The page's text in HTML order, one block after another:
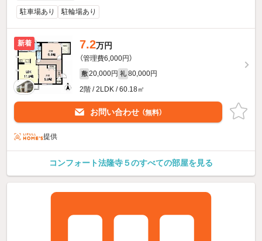
駐車場あり 駐輪場あり
新着 7.2万円
（管理費6,000円）
敷 20,000円 礼 80,000円
2階 / 2LDK / 60.18㎡
お問い合わせ （無料）
提供
コンフォート法隆寺５のすべての部屋を見る